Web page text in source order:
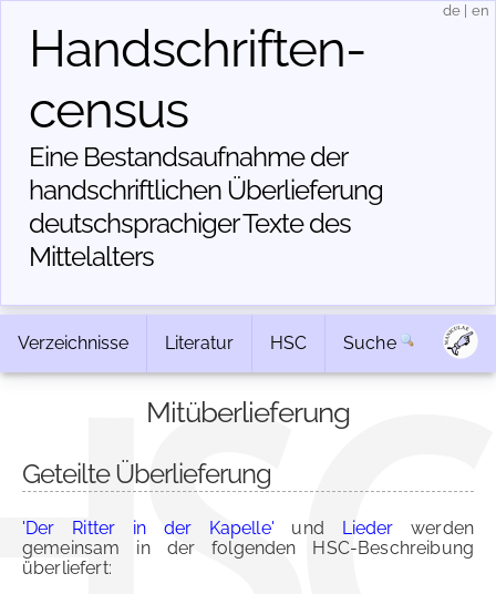
Handschriften­
census
Eine Bestandsaufnahme der
handschriftlichen Über­lieferung
deutschsprachiger Texte des
Mittelalters
de en
Verzeichnisse Literatur HSC Suche
Mitüberlieferung
Geteilte Überlieferung
'Der Ritter in der Kapelle' und Lieder werden
gemeinsam in der folgenden HSC-Beschreibung
überliefert: